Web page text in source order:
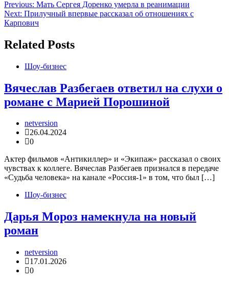
Навигация
по
Previous: Мать Сергея Доренко умерла в реанимации
Next: Прилучный впервые рассказал об отношениях с
Карпович
Related Posts
Шоу-бизнес
Вячеслав Разбегаев ответил на слухи о
романе с Марией Порошиной
netversion
26.04.2024
0
Актер фильмов «Антикиллер» и «Экипаж» рассказал о своих
чувствах к коллеге. Вячеслав Разбегаев признался в передаче
«Судьба человека» на канале «Россия-1» в том, что был […]
Шоу-бизнес
Дарья Мороз намекнула на новый
роман
netversion
17.01.2026
0